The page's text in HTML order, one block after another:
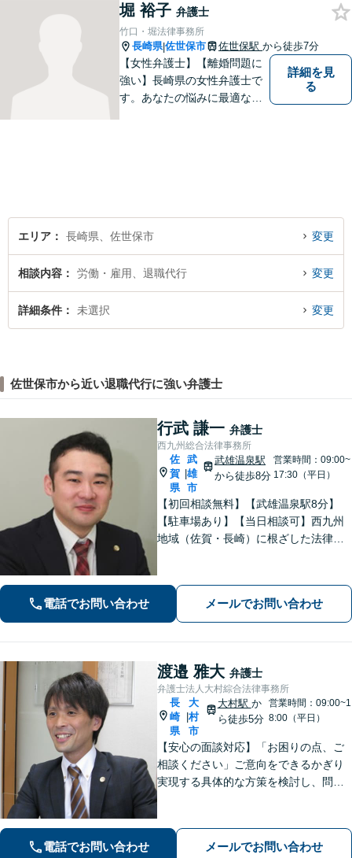
の解決へと導きます。時間外
のご相談にも対応可能ですの
で、お気軽にご連絡くださ
い。
堀 裕子 弁護士
竹口・堀法律事務所
長崎県|佐世保市 佐世保駅 から徒歩7分
【女性弁護士】【離婚問題に
強い】長崎県の女性弁護士で
す。あなたの悩みに最適なリ
詳細を見
る
エリア 長崎県、佐世保市 変更
相談内容 労働・雇用、退職代行 変更
詳細条件 未選択 変更
佐世保市から近い退職代行に強い弁護士
行武 謙一 弁護士
西九州総合法律事務所
佐
賀
県
|
武
雄
市
武雄温泉駅
から徒歩8分
営業時間：09:00~
17:30（平日）
【初回相談無料】【武雄温泉駅8分】
【駐車場あり】【当日相談可】西九州
地域（佐賀・長崎）に根ざした法律事
親しみやすい弁護士として、あなたの
お悩みをしっかり受け止めます！
電話でお問い合わせ メールでお問い合わせ
渡邉 雅大 弁護士
弁護士法人大村綜合法律事務所
長
崎
県
大
村
市
大村駅 か
ら徒歩5分
営業時間：09:00~1
8:00（平日）
【安心の面談対応】「お困りの点、ご
相談ください」ご意向をできるかぎり
実現する具体的な方策を検討し、問題
知し、予防する方策を提供します【子
連れ相談可】
電話でお問い合わせ メールでお問い合わせ